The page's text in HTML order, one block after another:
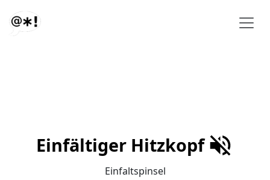
Einfältiger Hitzkopf
Einfaltspinsel